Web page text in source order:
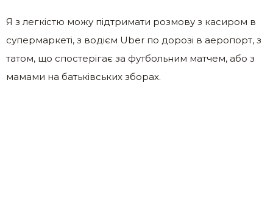
Я з легкістю можу підтримати розмову з касиром в
супермаркеті, з водієм Uber по дорозі в аеропорт, з
татом, що спостерігає за футбольним матчем, або з
мамами на батьківських зборах.